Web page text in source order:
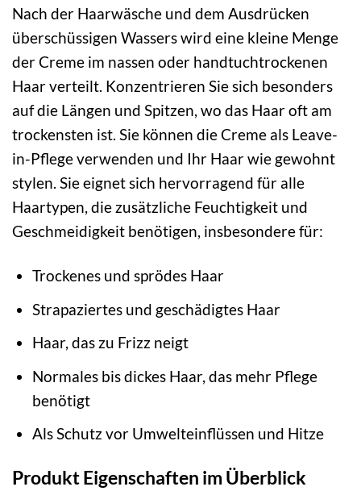
Nach der Haarwäsche und dem Ausdrücken
überschüssigen Wassers wird eine kleine Menge
der Creme im nassen oder handtuchtrockenen
Haar verteilt. Konzentrieren Sie sich besonders
auf die Längen und Spitzen, wo das Haar oft am
trockensten ist. Sie können die Creme als Leave-
in-Pflege verwenden und Ihr Haar wie gewohnt
stylen. Sie eignet sich hervorragend für alle
Haartypen, die zusätzliche Feuchtigkeit und
Geschmeidigkeit benötigen, insbesondere für:
Trockenes und sprödes Haar
Strapaziertes und geschädigtes Haar
Haar, das zu Frizz neigt
Normales bis dickes Haar, das mehr Pflege
benötigt
Als Schutz vor Umwelteinflüssen und Hitze
Produkt Eigenschaften im Überblick